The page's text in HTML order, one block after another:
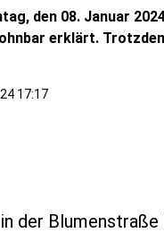
den 08. Januar
erklärt.
17:17
der Blumenstraße